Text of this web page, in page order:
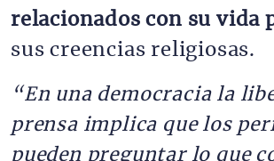
relacionados con su vida
sus creencias religiosas.
“En una democracia la
prensa implica que los
pueden preguntar lo que